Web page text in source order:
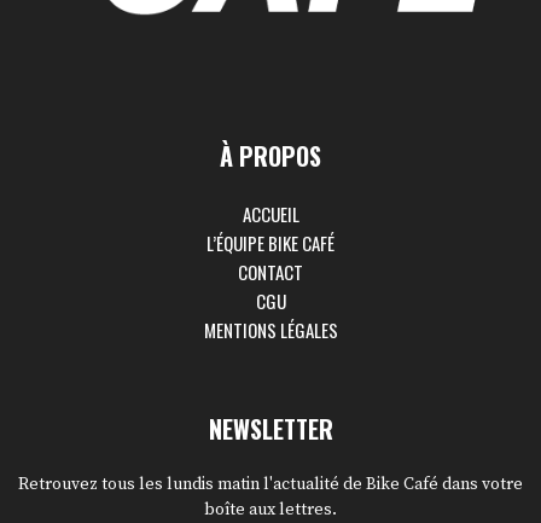
À PROPOS
ACCUEIL
L’ÉQUIPE BIKE CAFÉ
CONTACT
CGU
MENTIONS LÉGALES
NEWSLETTER
Retrouvez tous les lundis matin l'actualité de Bike Café dans votre
boîte aux lettres.